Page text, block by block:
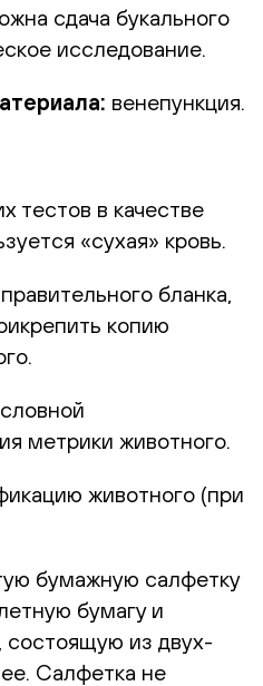
сдача букального
исследование.
венепункция.
тестов в качестве
«сухая» кровь.
бланка,
копию
метрики животного.
животного (при
бумажную салфетку
бумагу и
состоящую из двух-
Салфетка не